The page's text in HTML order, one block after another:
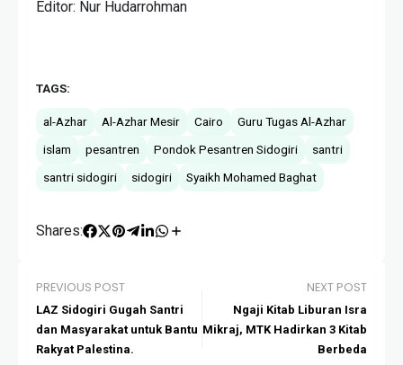
Editor: Nur Hudarrohman
TAGS:
al-Azhar Al-Azhar Mesir Cairo
Guru Tugas Al-Azhar
islam
pesantren Pondok Pesantren Sidogiri
santri
santri sidogiri
sidogiri Syaikh Mohamed Baghat
Shares:
PREVIOUS POST
LAZ Sidogiri Gugah Santri
dan Masyarakat untuk Bantu
Rakyat Palestina.
NEXT POST
Ngaji Kitab Liburan Isra
Mikraj, MTK Hadirkan 3 Kitab
Berbeda